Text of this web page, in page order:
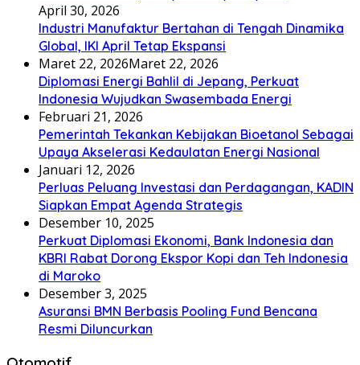
April 30, 2026
Industri Manufaktur Bertahan di Tengah Dinamika
Global, IKI April Tetap Ekspansi
Maret 22, 2026Maret 22, 2026
Diplomasi Energi Bahlil di Jepang, Perkuat
Indonesia Wujudkan Swasembada Energi
Februari 21, 2026
Pemerintah Tekankan Kebijakan Bioetanol Sebagai
Upaya Akselerasi Kedaulatan Energi Nasional
Januari 12, 2026
Perluas Peluang Investasi dan Perdagangan, KADIN
Siapkan Empat Agenda Strategis
Desember 10, 2025
Perkuat Diplomasi Ekonomi, Bank Indonesia dan
KBRI Rabat Dorong Ekspor Kopi dan Teh Indonesia
di Maroko
Desember 3, 2025
Asuransi BMN Berbasis Pooling Fund Bencana
Resmi Diluncurkan